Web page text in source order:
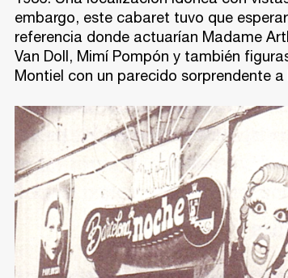
embargo, este cabaret tuvo que
referencia donde actuarían Madame
Van Doll, Mimí Pompón y también
Montiel con un parecido sorprendente